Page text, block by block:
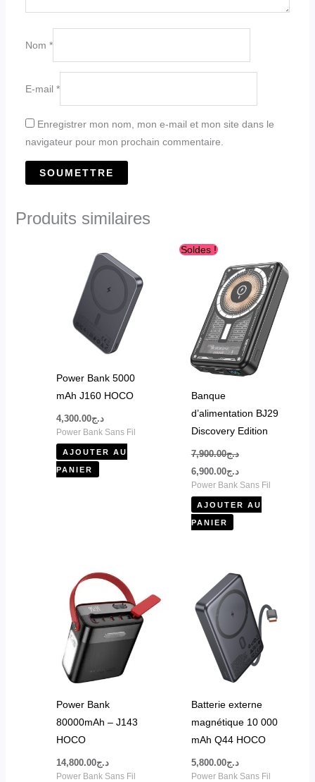
Nom *
E-mail *
Enregistrer mon nom, mon e-mail et mon site dans le
navigateur pour mon prochain commentaire.
Produits similaires
Power Bank 5000
mAh J160 HOCO
د.ج4,300.00
Power Bank Sans Fil
AJOUTER AU
PANIER
Soldes !
Banque
d’alimentation BJ29
Discovery Edition
د.ج7,900.00
Le
prix
د.ج7,900.00.
د.ج6,900.00
actuel
est :
Power Bank Sans Fil
AJOUTER AU
PANIER
Power Bank
80000mAh – J143
HOCO
د.ج14,800.00
Power Bank Sans Fil
Batterie externe
magnétique 10 000
mAh Q44 HOCO
د.ج5,800.00
Power Bank Sans Fil